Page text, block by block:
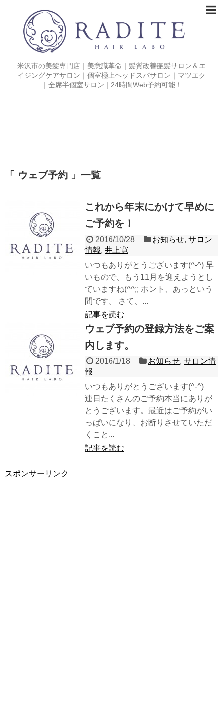
米沢市の美髪専門店｜美意識革命｜髪質改善艶髪サロン＆エ
イジングケアサロン｜個室極上ヘッドスパサロン｜マツエク
｜全席半個室サロン｜24時間Web予約可能！
「 ウェブ予約 」一覧
これから年末にかけて早めに
ご予約を！
2016/10/28 お知らせ,サロン
情報, 井上寛
いつもありがとうございます(^-^) 早
いもので、もう11月を迎えようとし
ていますね(^^;; ホント、あっという
間です。 さて、...
記事を読む
ウェブ予約の登録方法をご案
内します。
2016/1/18 お知らせ,サロン情
報
いつもありがとうございます(^-^)
連日たくさんのご予約本当にありが
とうございます。最近はご予約がい
っぱいになり、お断りさせていただ
くこと...
記事を読む
スポンサーリンク